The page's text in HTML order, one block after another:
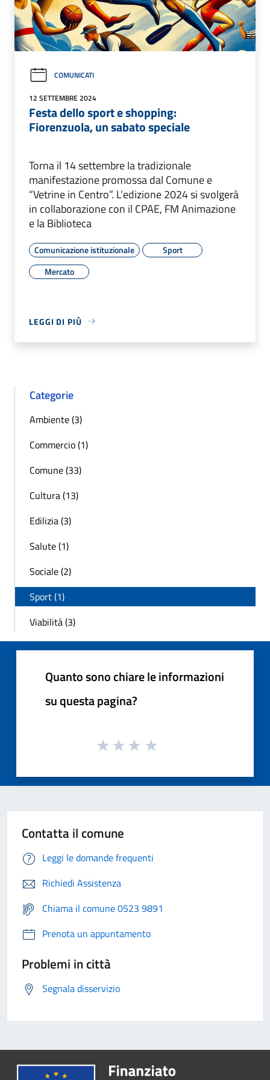
COMUNICATI
12 SETTEMBRE 2024
Festa dello sport e shopping:
Fiorenzuola, un sabato speciale
Torna il 14 settembre la tradizionale
manifestazione promossa dal Comune e
“Vetrine in Centro”. L’edizione 2024 si svolgerà
in collaborazione con il CPAE, FM Animazione
e la Biblioteca
Comunicazione istituzionale
Sport
Mercato
LEGGI DI PIÙ
Categorie
Ambiente (3)
Commercio (1)
Comune (33)
Cultura (13)
Edilizia (3)
Salute (1)
Sociale (2)
Sport (1)
Viabilità (3)
Quanto sono chiare le informazioni
su questa pagina?
Contatta il comune
Leggi le domande frequenti
Richiedi Assistenza
Chiama il comune 0523 9891
Prenota un appuntamento
Problemi in città
Segnala disservizio